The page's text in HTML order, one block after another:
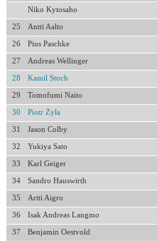
Niko Kytosaho
25 Antti Aalto
26 Pius Paschke
27 Andreas Wellinger
28 Kamil Stoch
29 Tomofumi Naito
30 Piotr Żyła
31 Jason Colby
32 Yukiya Sato
33 Karl Geiger
34 Sandro Hauswirth
35 Artti Aigro
36 Isak Andreas Langmo
37 Benjamin Oestvold